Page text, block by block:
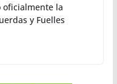
oficialmente la
y Fuelles